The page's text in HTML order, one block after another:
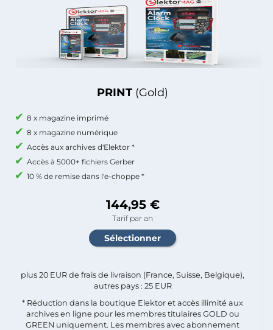
PRINT (Gold)
8 x magazine imprimé
8 x magazine numérique
Accès aux archives d'Elektor *
Accès à 5000+ fichiers Gerber
10 % de remise dans l'e-choppe *
144,95 €
Tarif par an
plus 20 EUR de frais de livraison (France, Suisse, Belgique),
autres pays : 25 EUR
* Réduction dans la boutique Elektor et accès illimité aux
archives en ligne pour les membres titulaires GOLD ou
GREEN uniquement. Les membres avec abonnement